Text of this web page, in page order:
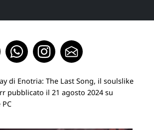
di Enotria: The Last Song, il soulslike
pubblicato il 21 agosto 2024 su